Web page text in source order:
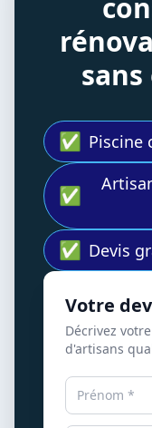
✅ Piscine
✅
✅ Devis
Votre
Décrivez
d'artisans